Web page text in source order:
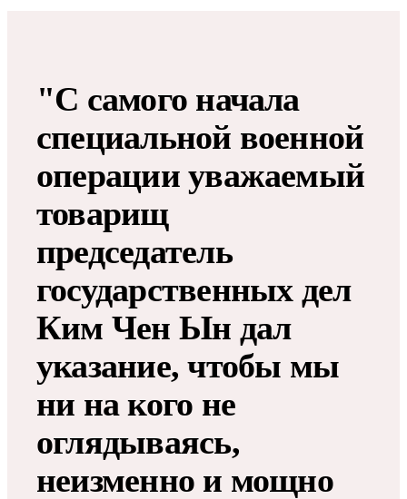
"С самого начала
специальной военной
операции уважаемый
товарищ
председатель
государственных дел
Ким Чен Ын дал
указание, чтобы мы
ни на кого не
оглядываясь,
неизменно и мощно